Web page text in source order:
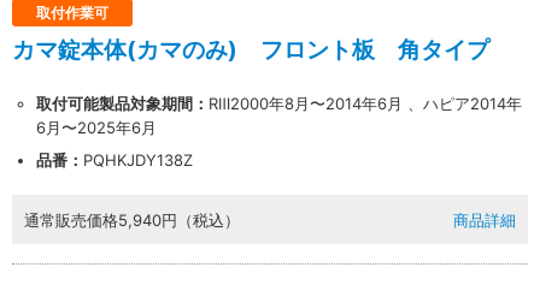
取付作業可
カマ錠本体(カマのみ) フロント板 角タイプ
取付可能製品対象期間： RⅢ2000年8月〜2014年6月 、ハピア2014年
6月〜2025年6月
品番： PQHKJDY138Z
通常販売価格5,940円（税込） 商品詳細